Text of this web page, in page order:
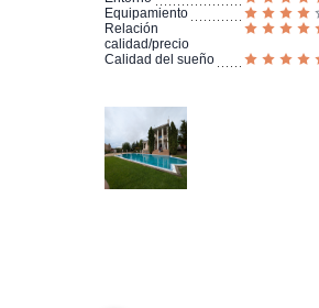
Equipamiento
Relación
calidad/precio
Calidad del sueño